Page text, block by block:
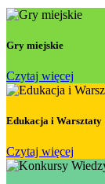
Gry miejskie
Czytaj więcej
Edukacja i Warsztaty
Czytaj więcej